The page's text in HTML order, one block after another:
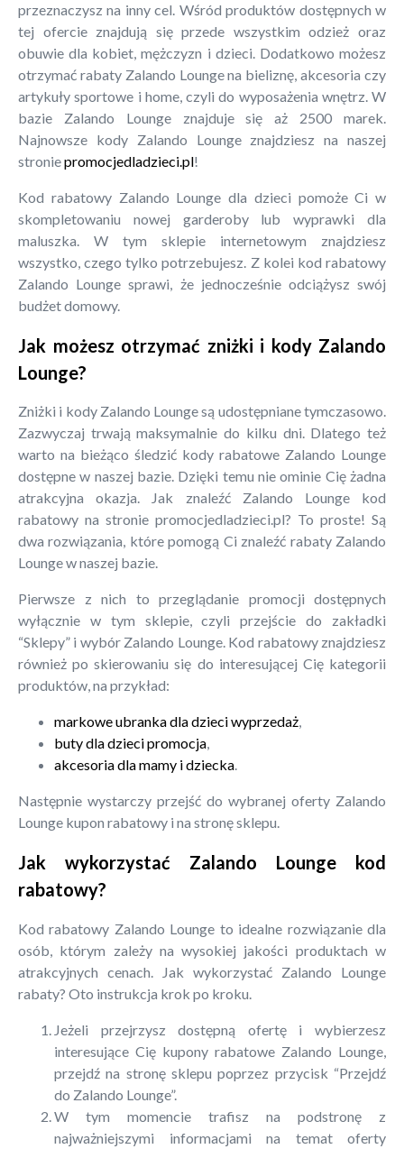
przeznaczysz na inny cel. Wśród produktów dostępnych w
tej ofercie znajdują się przede wszystkim odzież oraz
obuwie dla kobiet, mężczyzn i dzieci. Dodatkowo możesz
otrzymać rabaty Zalando Lounge na bieliznę, akcesoria czy
artykuły sportowe i home, czyli do wyposażenia wnętrz. W
bazie Zalando Lounge znajduje się aż 2500 marek.
Najnowsze kody Zalando Lounge znajdziesz na naszej
stroniepromocjedladzieci.pl!
Kod rabatowy Zalando Lounge dla dzieci pomoże Ci w
skompletowaniu nowej garderoby lub wyprawki dla
maluszka. W tym sklepie internetowym znajdziesz
wszystko, czego tylko potrzebujesz. Z kolei kod rabatowy
Zalando Lounge sprawi, że jednocześnie odciążysz swój
budżet domowy.
Jak możesz otrzymać zniżki i kody Zalando
Lounge?
Zniżki i kody Zalando Lounge są udostępniane tymczasowo.
Zazwyczaj trwają maksymalnie do kilku dni. Dlatego też
warto na bieżąco śledzić kody rabatowe Zalando Lounge
dostępne w naszej bazie. Dzięki temu nie ominie Cię żadna
atrakcyjna okazja. Jak znaleźć Zalando Lounge kod
rabatowy na stronie promocjedladzieci.pl? To proste! Są
dwa rozwiązania, które pomogą Ci znaleźć rabaty Zalando
Lounge w naszej bazie.
Pierwsze z nich to przeglądanie promocji dostępnych
wyłącznie w tym sklepie, czyli przejście do zakładki
“Sklepy” i wybór Zalando Lounge. Kod rabatowy znajdziesz
również po skierowaniu się do interesującej Cię kategorii
produktów, na przykład:
markowe ubranka dla dzieci wyprzedaż,
buty dla dzieci promocja,
akcesoria dla mamy i dziecka.
Następnie wystarczy przejść do wybranej oferty Zalando
Lounge kupon rabatowy i na stronę sklepu.
Jak wykorzystać Zalando Lounge kod
rabatowy?
Kod rabatowy Zalando Lounge to idealne rozwiązanie dla
osób, którym zależy na wysokiej jakości produktach w
atrakcyjnych cenach. Jak wykorzystać Zalando Lounge
rabaty? Oto instrukcja krok po kroku.
Jeżeli przejrzysz dostępną ofertę i wybierzesz
interesujące Cię kupony rabatowe Zalando Lounge,
przejdź na stronę sklepu poprzez przycisk “Przejdź
do Zalando Lounge”.
W tym momencie trafisz na podstronę z
najważniejszymi informacjami na temat oferty